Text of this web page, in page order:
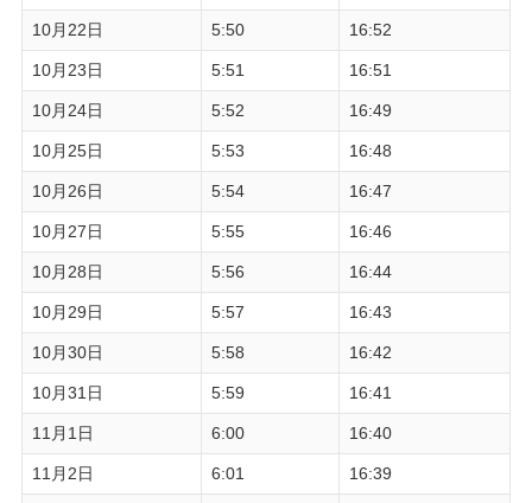
10月22日 5:50 16:52
10月23日 5:51 16:51
10月24日 5:52 16:49
10月25日 5:53 16:48
10月26日 5:54 16:47
10月27日 5:55 16:46
10月28日 5:56 16:44
10月29日 5:57 16:43
10月30日 5:58 16:42
10月31日 5:59 16:41
11月1日 6:00 16:40
11月2日 6:01 16:39